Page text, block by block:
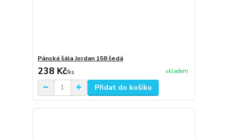
Pánská šála Jordan 158 šedá
238 Kč/ks skladem
Přidat do košíku